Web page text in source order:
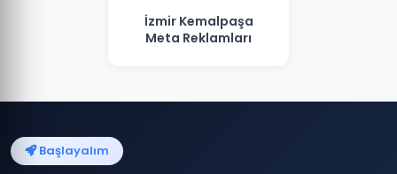
İzmir Kemalpaşa
Meta Reklamları
Başlayalım